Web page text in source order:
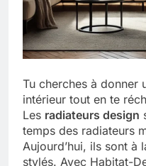
Tout
5 Mois Ago
Quels
5 Mois Ago
Tu cherches à donner
intérieur tout en te
Les radiateurs design
temps des radiateurs
Aujourd’hui, ils sont à
stylés. Avec Habitat-